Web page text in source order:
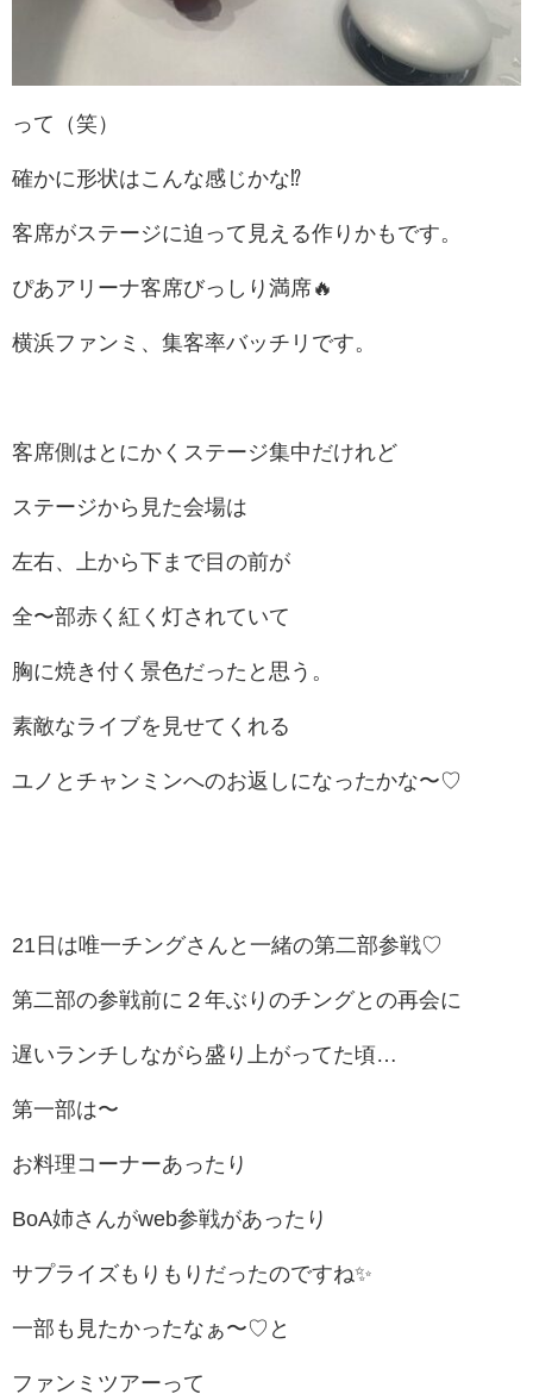
って（笑）
確かに形状はこんな感じかな⁉︎
客席がステージに迫って見える作りかもです。
ぴあアリーナ客席びっしり満席🔥
横浜ファンミ、集客率バッチリです。
客席側はとにかくステージ集中だけれど
ステージから見た会場は
左右、上から下まで目の前が
全〜部赤く紅く灯されていて
胸に焼き付く景色だったと思う。
素敵なライブを見せてくれる
ユノとチャンミンへのお返しになったかな〜♡
21日は唯一チングさんと一緒の第二部参戦♡
第二部の参戦前に２年ぶりのチングとの再会に
遅いランチしながら盛り上がってた頃…
第一部は〜
お料理コーナーあったり
BoA姉さんがweb参戦があったり
サプライズもりもりだったのですね✨
一部も見たかったなぁ〜♡と
ファンミツアーって